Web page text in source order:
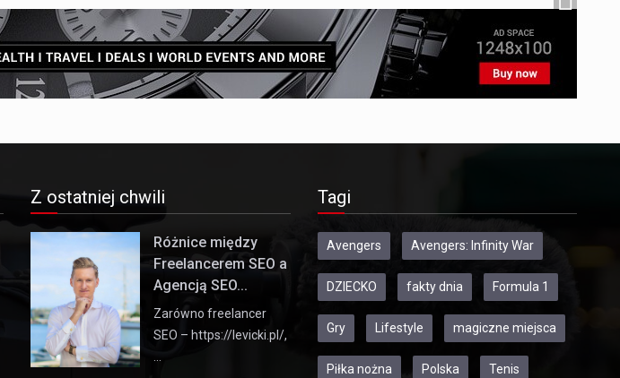
Z ostatniej chwili
Różnice między
Freelancerem SEO a
Agencją SEO...
Zarówno freelancer
SEO – https://levicki.pl/,
…
Tagi
Avengers Avengers: Infinity War
DZIECKO fakty dnia Formula 1
Gry Lifestyle magiczne miejsca
Piłka nożna Polska Tenis